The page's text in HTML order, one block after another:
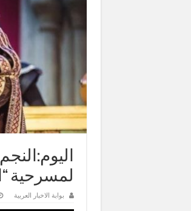
لمسرحية
بوابة الاخبار العربية